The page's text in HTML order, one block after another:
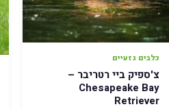
כלבים גזעיים
צ'ספיק ביי רטריבר –
Chesapeake Bay
Retriever